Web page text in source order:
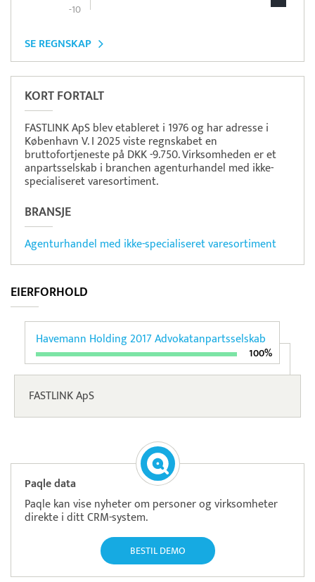
-10
SE REGNSKAP
KORT FORTALT
FASTLINK ApS blev etableret i 1976 og har adresse i
København V. I 2025 viste regnskabet en
bruttofortjeneste på DKK -9.750. Virksomheden er et
anpartsselskab i branchen agenturhandel med ikke-
specialiseret varesortiment.
BRANSJE
Agenturhandel med ikke-specialiseret varesortiment
EIERFORHOLD
Havemann Holding 2017 Advokatanpartsselskab
100%
FASTLINK ApS
Paqle data
Paqle kan vise nyheter om personer og virksomheter
direkte i ditt CRM-system.
BESTIL DEMO